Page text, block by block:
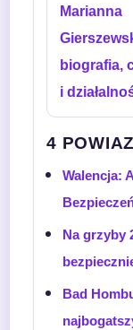
Marianna
biografia,
i
4
Walencja:
Na grzyby
Bad